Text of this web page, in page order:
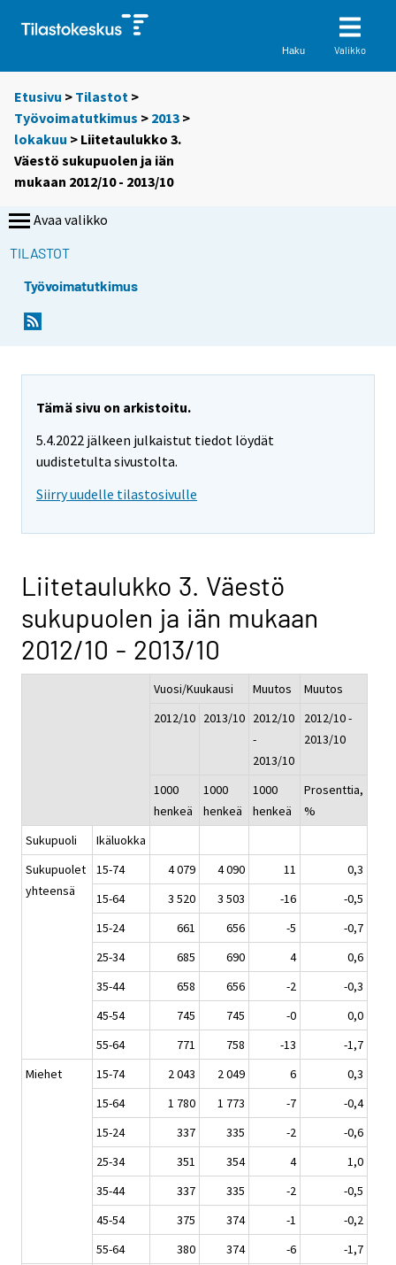
Haku Valikko
Etusivu > Tilastot >
Työvoimatutkimus > 2013 >
lokakuu > Liitetaulukko 3.
Väestö sukupuolen ja iän
mukaan 2012/10 - 2013/10
Avaa valikko
TILASTOT
Työvoimatutkimus
Tämä sivu on arkistoitu.
5.4.2022 jälkeen julkaistut tiedot löydät
uudistetulta sivustolta.
Siirry uudelle tilastosivulle
Liitetaulukko 3. Väestö
sukupuolen ja iän mukaan
2012/10 - 2013/10
Vuosi/Kuukausi Muutos
Muutos
2012/10 2013/10 2012/10
-
2013/10
2012/10 -
2013/10
1000
henkeä
1000
henkeä
1000
henkeä
Prosenttia,
%
Sukupuoli
Ikäluokka
Sukupuolet
yhteensä
15-74 4 079 4 090 11
0,3
15-64
3 520 3 503 -16
-0,5
15-24
661 656 -5
-0,7
25-34
685 690 4
0,6
35-44
658 656 -2
-0,3
45-54
745 745 -0
0,0
55-64
771 758 -13
-1,7
Miehet
15-74 2 043 2 049 6
0,3
15-64
1 780 1 773 -7
-0,4
15-24
337 335 -2
-0,6
25-34
351 354 4
1,0
35-44
337 335 -2
-0,5
45-54
375 374 -1
-0,2
55-64
380 374 -6
-1,7